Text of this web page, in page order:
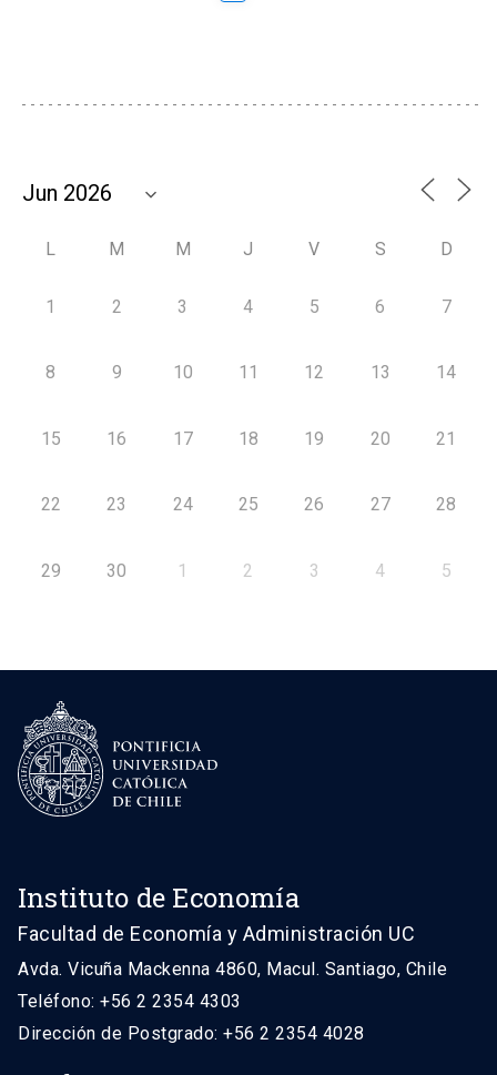
L M M J V S D
1 2 3 4 5 6 7
8 9 10 11 12 13 14
15 16 17 18 19 20 21
22 23 24 25 26 27 28
29 30 1 2 3 4 5
Instituto de Economía
Facultad de Economía y Administración UC
Avda. Vicuña Mackenna 4860, Macul. Santiago, Chile
Teléfono: +56 2 2354 4303
Dirección de Postgrado: +56 2 2354 4028